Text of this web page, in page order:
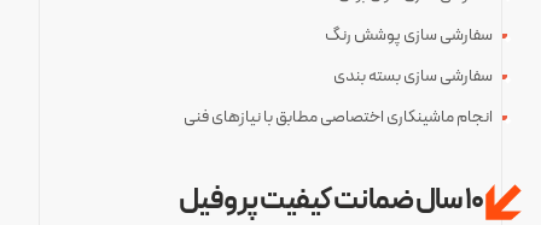
سفارشی سازی پوشش رنگ
سفارشی سازی بسته بندی
انجام ماشینکاری اختصاصی مطابق با نیازهای فنی